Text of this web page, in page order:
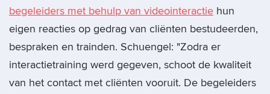
begeleiders met behulp van videointeractie hun
eigen reacties op gedrag van cliënten bestudeerden,
bespraken en trainden. Schuengel: "Zodra er
interactietraining werd gegeven, schoot de kwaliteit
van het contact met cliënten vooruit. De begeleiders